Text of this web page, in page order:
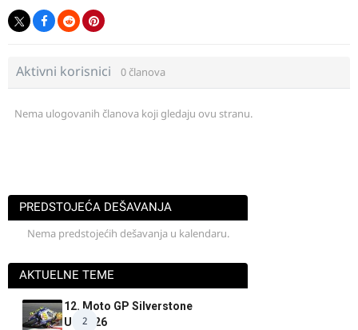
Aktivni korisnici 0 članova
Nema ulogovanih članova koji gledaju ovu stranu.
PREDSTOJEĆA DEŠAVANJA
Nema predstojećih dešavanja u kalendaru.
AKTUELNE TEME
2
12. Moto GP Silverstone
UK 2026